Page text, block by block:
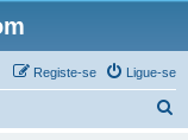
Ligue-se
Registe-se